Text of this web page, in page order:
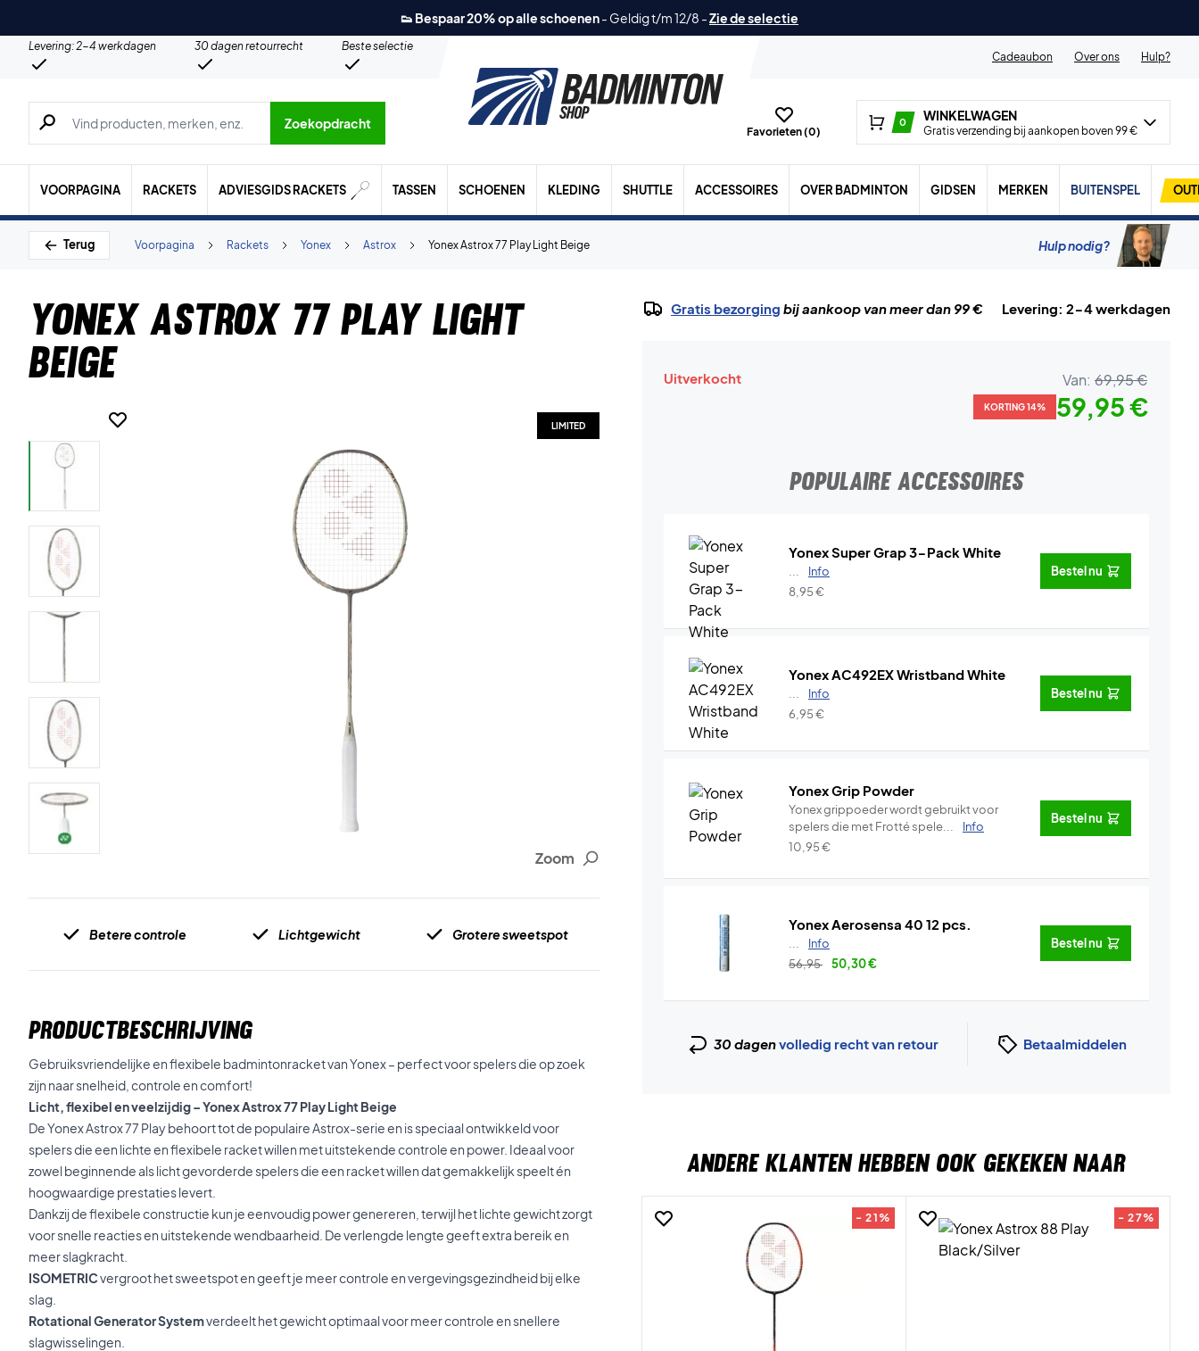
👟 Bespaar 20% op alle schoenen- Geldig t/m 12/8 -Zie de selectie
Levering: 2-4 werkdagen 30 dagen retourrecht
Beste selectie
Cadeaubon
Over ons Hulp?
Zoeken naar producten, merken etc.
Zoekopdracht
Favorieten (0)
0 WINKELWAGEN
Gratis verzending bij aankopen boven 99 €
VOORPAGINA RACKETS ADVIESGIDS RACKETS TASSEN SCHOENEN KLEDING SHUTTLE ACCESSOIRES OVER BADMINTON GIDSEN MERKEN BUITENSPEL
Terug Yonex Astrox 77 Play Light Beige
Astrox
Yonex
Rackets
Voorpagina Hulp nodig?
Yonex Astrox 77 Play Light
Beige
Zoom
LIMITED
Betere controle Lichtgewicht Grotere sweetspot
PRODUCTBESCHRIJVING
Gebruiksvriendelijke en flexibele badmintonracket van Yonex – perfect voor spelers die op zoek
zijn naar snelheid, controle en comfort!
Licht, flexibel en veelzijdig – Yonex Astrox 77 Play Light Beige
De Yonex Astrox 77 Play behoort tot de populaire Astrox-serie en is speciaal ontwikkeld voor
spelers die een lichte en flexibele racket willen met uitstekende controle en power. Ideaal voor
zowel beginnende als licht gevorderde spelers die een racket willen dat gemakkelijk speelt én
hoogwaardige prestaties levert.
Dankzij de flexibele constructie kun je eenvoudig power genereren, terwijl het lichte gewicht zorgt
voor snelle reacties en uitstekende wendbaarheid. De verlengde lengte geeft extra bereik en
meer slagkracht.
ISOMETRICvergroot het sweetspot en geeft je meer controle en vergevingsgezindheid bij elke
slag.
Rotational Generator Systemverdeelt het gewicht optimaal voor meer controle en snellere
slagwisselingen.
Gratis bezorging bij aankoop van meer dan 99 € Levering: 2-4 werkdagen
Uitverkocht Van: 69,95 €
KORTING 14% 59,95 €
POPULAIRE ACCESSOIRES
Yonex Super Grap 3-Pack White
Info
8,95€
Bestel nu
Yonex AC492EX Wristband White
Info
6,95€
Bestel nu
Yonex Grip Powder
Yonex grippoeder wordt gebruikt voor
spelers die met Frotté spele...
Info
10,95€
Bestel nu
Yonex Aerosensa 40 12 pcs.
Info
56,95
50,30€
Bestel nu
30 dagenvolledig recht van retour Betaalmiddelen
ANDERE KLANTEN HEBBEN OOK GEKEKEN NAAR
- 21% - 27%